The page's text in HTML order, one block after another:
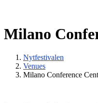
Milano
Nytfestivalen
Venues
Milano Conference